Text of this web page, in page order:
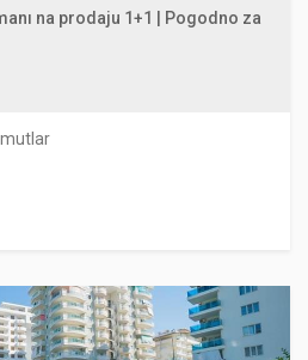
na prodaju 1+1 | Pogodno za